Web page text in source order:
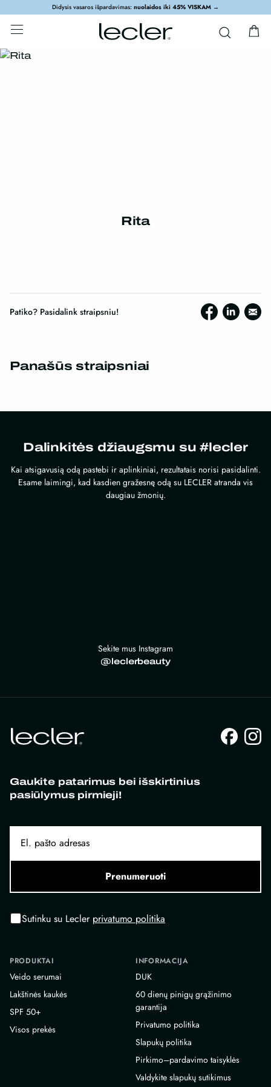
Didysis vasaros išpardavimas: nuolaidos iki 45% VISKAM →
Rita
Patiko? Pasidalink straipsniu!
Panašūs straipsniai
Dalinkitės džiaugsmu su #lecler
Kai atsigavusią odą pastebi ir aplinkiniai, rezultatais norisi pasidalinti.
Esame laimingi, kad kasdien gražesnę odą su LECLER atranda vis
daugiau žmonių.
Sekite mus Instagram
@leclerbeauty
Gaukite patarimus bei išskirtinius
pasiūlymus pirmieji!
Prenumeruoti
Sutinku su Lecler privatumo politika
PRODUKTAI
Veido serumai
Lakštinės kaukės
SPF 50+
Visos prekės
INFORMACIJA
DUK
60 dienų pinigų grąžinimo
garantija
Privatumo politika
Slapukų politika
Pirkimo–pardavimo taisyklės
Valdykite slapukų sutikimus